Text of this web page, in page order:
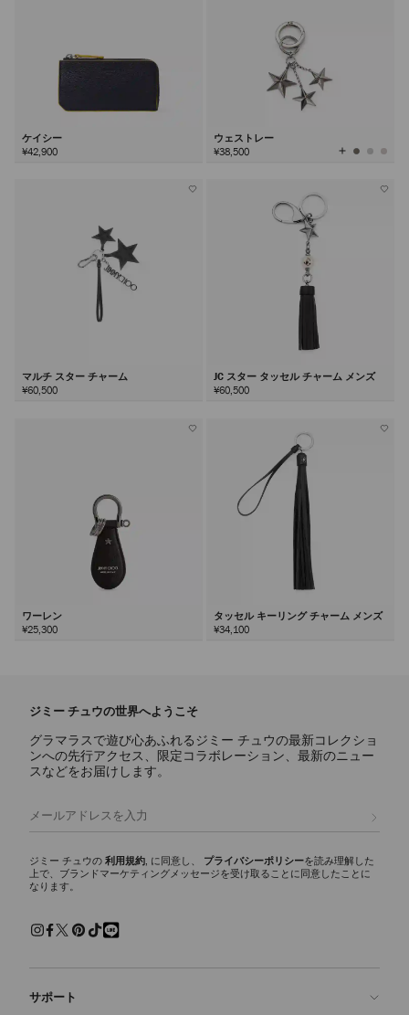
ケイシー
¥42,900
ウェストレー
¥38,500
全
て
マルチ スター チャーム
¥60,500
JC スター タッセル チャーム メンズ
¥60,500
ワーレン
¥25,300
タッセル キーリング チャーム メンズ
¥34,100
ジミー チュウの世界へようこそ
グラマラスで遊び心あふれるジミー チュウの最新コレクショ
ンへの先行アクセス、限定コラボレーション、最新のニュー
スなどをお届けします。
ジミー チュウの 利用規約, に同意し、 プライバシーポリシーを読み理解した
上で、ブランドマーケティングメッセージを受け取ることに同意したことに
なります。
サポート